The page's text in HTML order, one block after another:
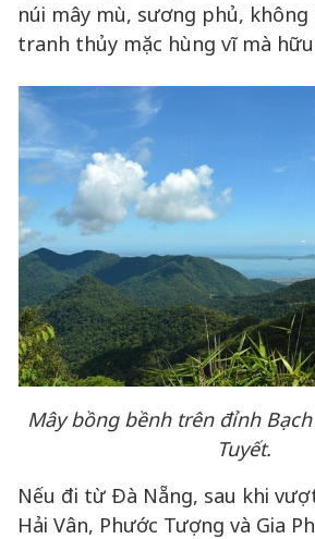
núi mây mù, sương phủ,
tranh thủy mặc hùng vĩ mà
Mây bồng bềnh trên đỉnh
Tuyết.
Nếu đi từ Đà Nẵng, sau khi
Hải Vân, Phước Tượng và Gia